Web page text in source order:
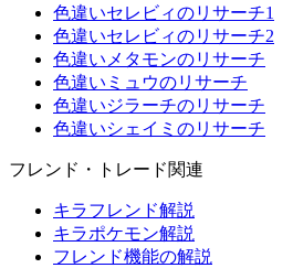
色違いセレビィのリサーチ1
色違いセレビィのリサーチ2
色違いメタモンのリサーチ
色違いミュウのリサーチ
色違いジラーチのリサーチ
色違いシェイミのリサーチ
フレンド・トレード関連
キラフレンド解説
キラポケモン解説
フレンド機能の解説